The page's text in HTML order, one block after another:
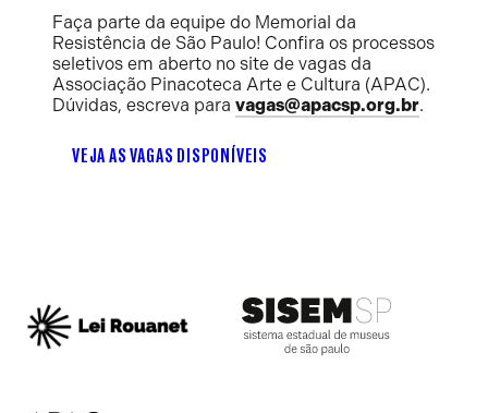
Faça parte da equipe do Memorial da
Resistência de São Paulo! Confira os processos
seletivos em aberto no site de vagas da
Associação Pinacoteca Arte e Cultura (APAC).
Dúvidas, escreva para vagas@apacsp.org.br.
VEJA AS VAGAS DISPONÍVEIS